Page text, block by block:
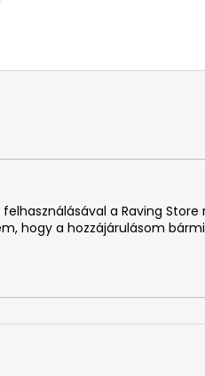
a Raving
hogy a hozzájárulásom